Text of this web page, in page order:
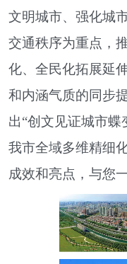
文明城市、强化城
交通秩序为重点，
化、全民化拓展延
和内涵气质的同步
出“创文见证城市
我市全域多维精细
成效和亮点，与您